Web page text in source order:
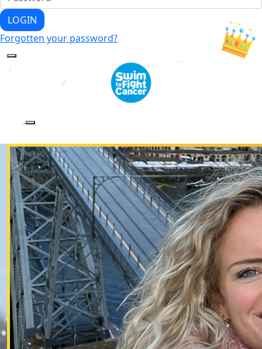
LOGIN
Forgotten your password?